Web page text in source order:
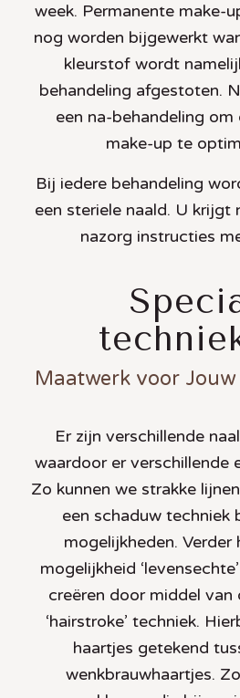
week. Permanente make-
nog worden bijgewerkt
kleurstof wordt
behandeling afgestoten.
een na-behandeling
make-up te
Bij iedere behandeling
een steriele naald. U krijgt
nazorg instructies
Maatwerk voor
Er zijn verschillende
waardoor er verschillende
Zo kunnen we strakke
een schaduw
mogelijkheden. Verder
mogelijkheid
creëren door middel van
‘hairstroke’ techniek.
haartjes getekend
wenkbrauwhaartjes.